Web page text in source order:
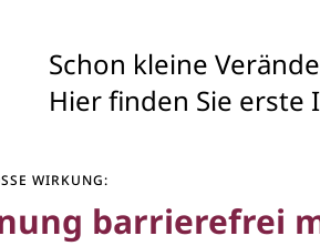
Schon kleine
Hier finden Sie
WIRKUNG:
barrierefrei